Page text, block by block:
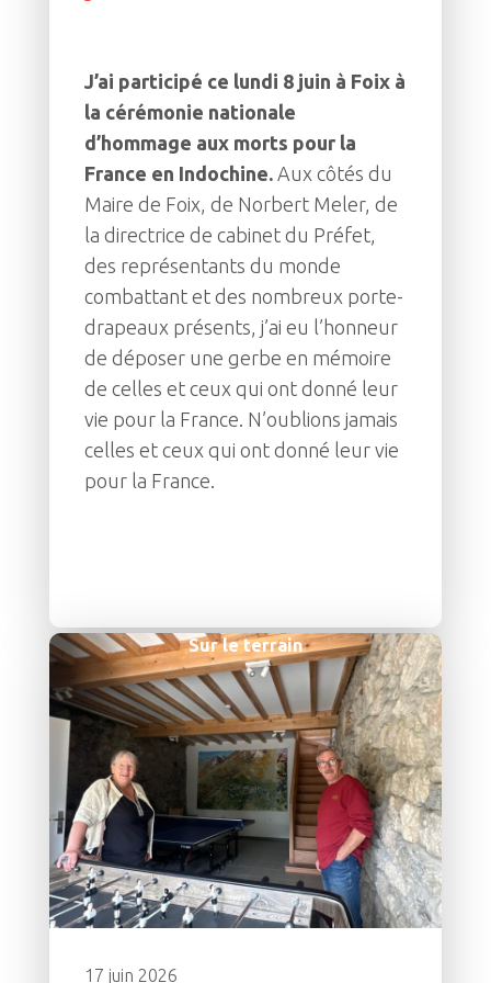
J’ai participé ce lundi 8 juin à Foix à
la cérémonie nationale
d’hommage aux morts pour la
France en Indochine.Aux côtés du
Maire de Foix, de Norbert Meler, de
la directrice de cabinet du Préfet,
des représentants du monde
combattant et des nombreux porte-
drapeaux présents, j’ai eu l’honneur
de déposer une gerbe en mémoire
de celles et ceux qui ont donné leur
vie pour la France. N’oublions jamais
celles et ceux qui ont donné leur vie
pour la France.
Sur le terrain
17 juin 2026